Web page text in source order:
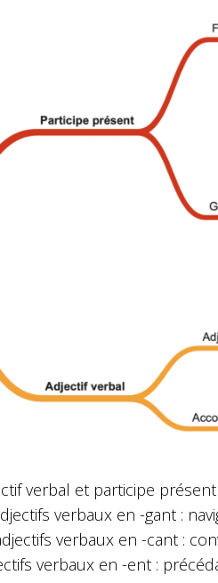
verbal et participe
verbaux en -gant :
verbaux en -cant :
verbaux en -ent :